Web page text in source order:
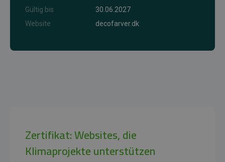
Gültig bis
30.06.2027
Website
decofarver.dk
Zertifikat: Websites, die
Klimaprojekte unterstützen